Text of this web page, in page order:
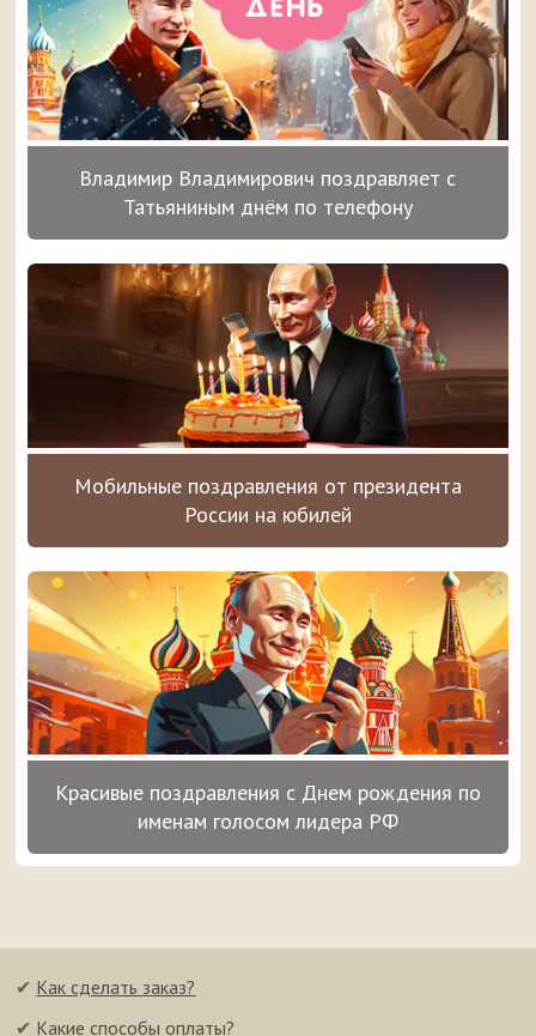
Владимир Владимирович поздравляет с
Татьяниным днём по телефону
Мобильные поздравления от президента
России на юбилей
Красивые поздравления с Днем рождения по
именам голосом лидера РФ
✔ Как сделать заказ?
✔ Какие способы оплаты?